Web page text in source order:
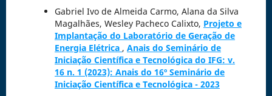
Gabriel Ivo de Almeida Carmo, Alana da Silva
Magalhães, Wesley Pacheco Calixto, Projeto e
Implantação do Laboratório de Geração de
Energia Elétrica , Anais do Seminário de
Iniciação Científica e Tecnológica do IFG: v.
16 n. 1 (2023): Anais do 16º Seminário de
Iniciação Científica e Tecnológica - 2023